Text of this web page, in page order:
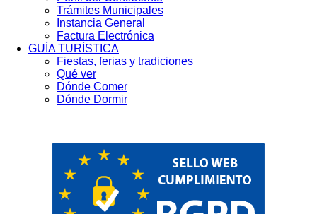
Trámites Municipales
Instancia General
Factura Electrónica
GUÍA TURÍSTICA
Fiestas, ferias y tradiciones
Qué ver
Dónde Comer
Dónde Dormir